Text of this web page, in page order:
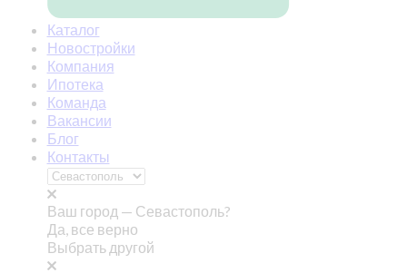
Каталог
Новостройки
Компания
Ипотека
Команда
Вакансии
Блог
Контакты
Ваш город — Севастополь?
Да, все верно
Выбрать другой